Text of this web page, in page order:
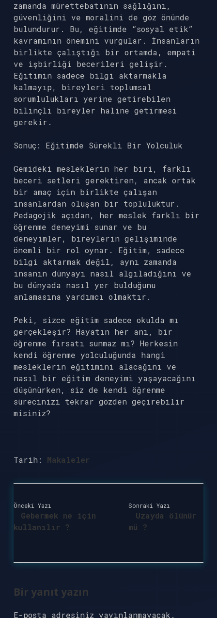
zamanda mürettebatının sağlığını,
güvenliğini ve moralini de göz önünde
bulundurur. Bu, eğitimde “sosyal etik”
kavramının önemini vurgular. İnsanların
birlikte çalıştığı bir ortamda, empati
ve işbirliği becerileri gelişir.
Eğitimin sadece bilgi aktarmakla
kalmayıp, bireyleri toplumsal
sorumlulukları yerine getirebilen
bilinçli bireyler haline getirmesi
gerekir.
Sonuç: Eğitimde Sürekli Bir Yolculuk
Gemideki mesleklerin her biri, farklı
beceri setleri gerektiren, ancak ortak
bir amaç için birlikte çalışan
insanlardan oluşan bir topluluktur.
Pedagojik açıdan, her meslek farklı bir
öğrenme deneyimi sunar ve bu
deneyimler, bireylerin gelişiminde
önemli bir rol oynar. Eğitim, sadece
bilgi aktarmak değil, aynı zamanda
insanın dünyayı nasıl algıladığını ve
bu dünyada nasıl yer bulduğunu
anlamasına yardımcı olmaktır.
Peki, sizce eğitim sadece okulda mı
gerçekleşir? Hayatın her anı, bir
öğrenme fırsatı sunmaz mı? Herkesin
kendi öğrenme yolculuğunda hangi
mesleklerin eğitimini alacağını ve
nasıl bir eğitim deneyimi yaşayacağını
düşünürken, siz de kendi öğrenme
sürecinizi tekrar gözden geçirebilir
misiniz?
Tarih: Makaleler
Önceki Yazı
Gebermek ne için
kullanılır ?
Sonraki Yazı
Uzayda ölünür
mü ?
Bir yanıt yazın
E-posta adresiniz yayınlanmayacak.